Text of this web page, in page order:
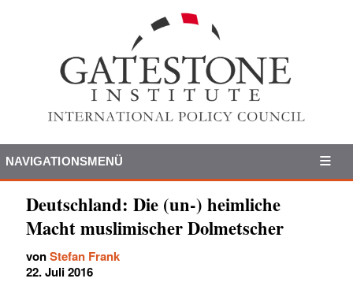
NAVIGATIONSMENÜ
Deutschland: Die (un-) heimliche
Macht muslimischer Dolmetscher
vonStefan Frank
22. Juli 2016